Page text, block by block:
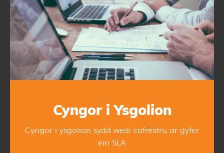
Cyngor i Ysgolion
Cyngor i ysgolion sydd wedi cofrestru ar gyfer
ein SLA